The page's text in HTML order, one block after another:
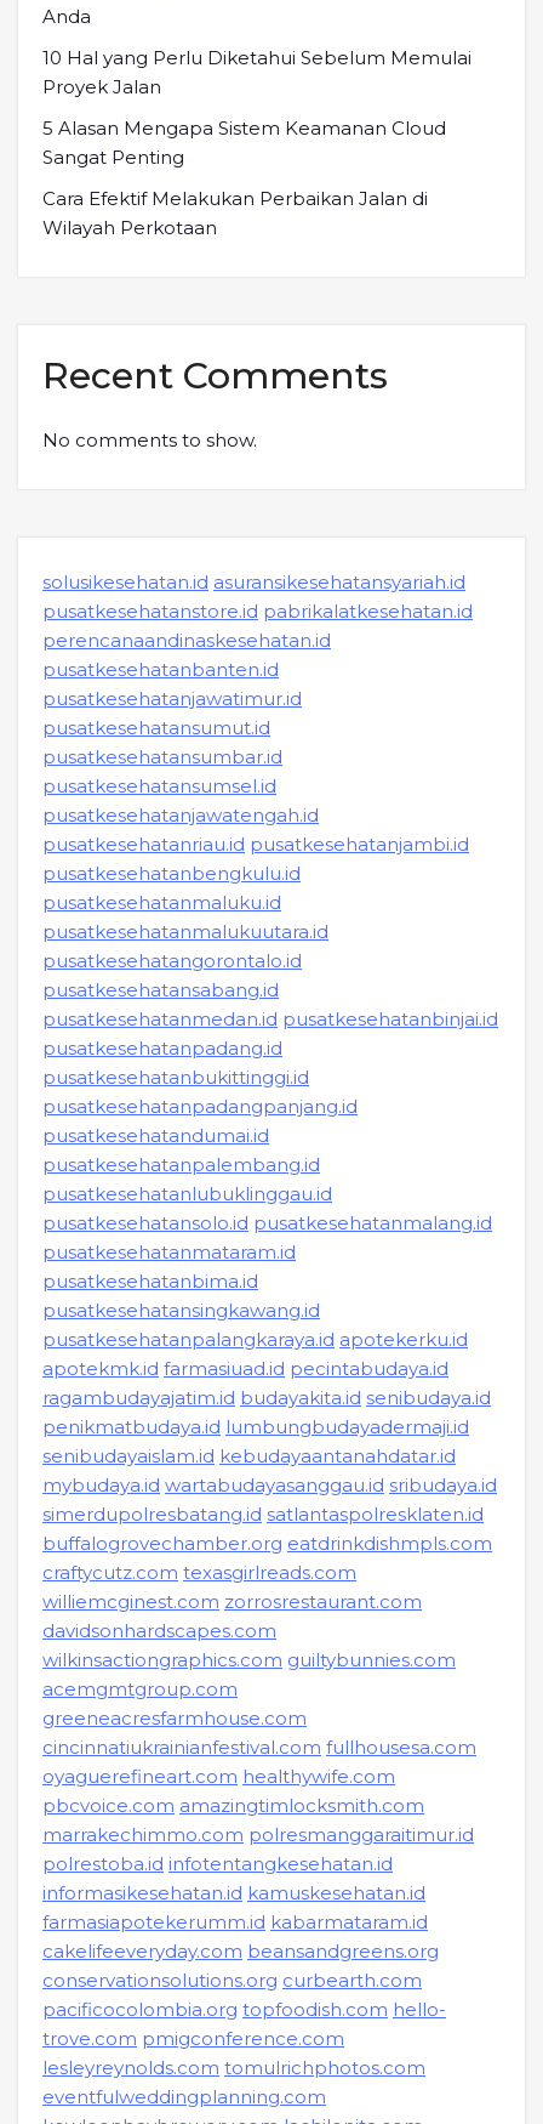
Anda
10 Hal yang Perlu Diketahui Sebelum Memulai
Proyek Jalan
5 Alasan Mengapa Sistem Keamanan Cloud
Sangat Penting
Cara Efektif Melakukan Perbaikan Jalan di
Wilayah Perkotaan
Recent Comments
No comments to show.
solusikesehatan.id asuransikesehatansyariah.id
pusatkesehatanstore.id pabrikalatkesehatan.id
perencanaandinaskesehatan.id
pusatkesehatanbanten.id
pusatkesehatanjawatimur.id
pusatkesehatansumut.id
pusatkesehatansumbar.id
pusatkesehatansumsel.id
pusatkesehatanjawatengah.id
pusatkesehatanriau.id pusatkesehatanjambi.id
pusatkesehatanbengkulu.id
pusatkesehatanmaluku.id
pusatkesehatanmalukuutara.id
pusatkesehatangorontalo.id
pusatkesehatansabang.id
pusatkesehatanmedan.id pusatkesehatanbinjai.id
pusatkesehatanpadang.id
pusatkesehatanbukittinggi.id
pusatkesehatanpadangpanjang.id
pusatkesehatandumai.id
pusatkesehatanpalembang.id
pusatkesehatanlubuklinggau.id
pusatkesehatansolo.id pusatkesehatanmalang.id
pusatkesehatanmataram.id
pusatkesehatanbima.id
pusatkesehatansingkawang.id
pusatkesehatanpalangkaraya.id apotekerku.id
apotekmk.id farmasiuad.id pecintabudaya.id
ragambudayajatim.id budayakita.id senibudaya.id
penikmatbudaya.id lumbungbudayadermaji.id
senibudayaislam.id kebudayaantanahdatar.id
mybudaya.id wartabudayasanggau.id sribudaya.id
simerdupolresbatang.id satlantaspolresklaten.id
buffalogrovechamber.org eatdrinkdishmpls.com
craftycutz.com texasgirlreads.com
williemcginest.com zorrosrestaurant.com
davidsonhardscapes.com
wilkinsactiongraphics.com guiltybunnies.com
acemgmtgroup.com
greeneacresfarmhouse.com
cincinnatiukrainianfestival.com fullhousesa.com
oyaguerefineart.com healthywife.com
pbcvoice.com amazingtimlocksmith.com
marrakechimmo.com polresmanggaraitimur.id
polrestoba.id infotentangkesehatan.id
informasikesehatan.id kamuskesehatan.id
farmasiapotekerumm.id kabarmataram.id
cakelifeeveryday.com beansandgreens.org
conservationsolutions.org curbearth.com
pacificocolombia.org topfoodish.com hello-
trove.com pmigconference.com
lesleyreynolds.com tomulrichphotos.com
eventfulweddingplanning.com